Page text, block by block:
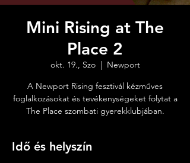
Mini Rising at The
Place 2
okt. 19., Szo
  |
Newport
A Newport Rising fesztivál kézműves
foglalkozásokat és tevékenységeket folytat a
The Place szombati gyerekklubjában.
Idő és helyszín